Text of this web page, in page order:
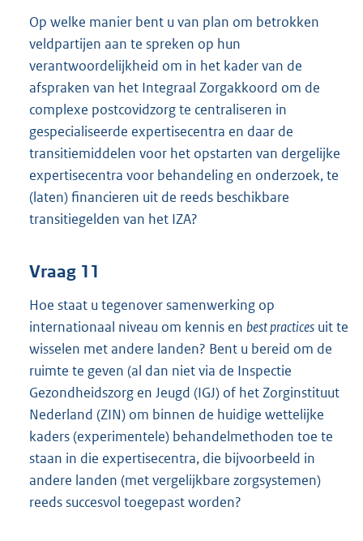
Op welke manier bent u van plan om betrokken
veldpartijen aan te spreken op hun
verantwoordelijkheid om in het kader van de
afspraken van het Integraal Zorgakkoord om de
complexe postcovidzorg te centraliseren in
gespecialiseerde expertisecentra en daar de
transitiemiddelen voor het opstarten van dergelijke
expertisecentra voor behandeling en onderzoek, te
(laten) financieren uit de reeds beschikbare
transitiegelden van het IZA?
Vraag 11
Hoe staat u tegenover samenwerking op
internationaal niveau om kennis en best practices uit te
wisselen met andere landen? Bent u bereid om de
ruimte te geven (al dan niet via de Inspectie
Gezondheidszorg en Jeugd (IGJ) of het Zorginstituut
Nederland (ZIN) om binnen de huidige wettelijke
kaders (experimentele) behandelmethoden toe te
staan in die expertisecentra, die bijvoorbeeld in
andere landen (met vergelijkbare zorgsystemen)
reeds succesvol toegepast worden?